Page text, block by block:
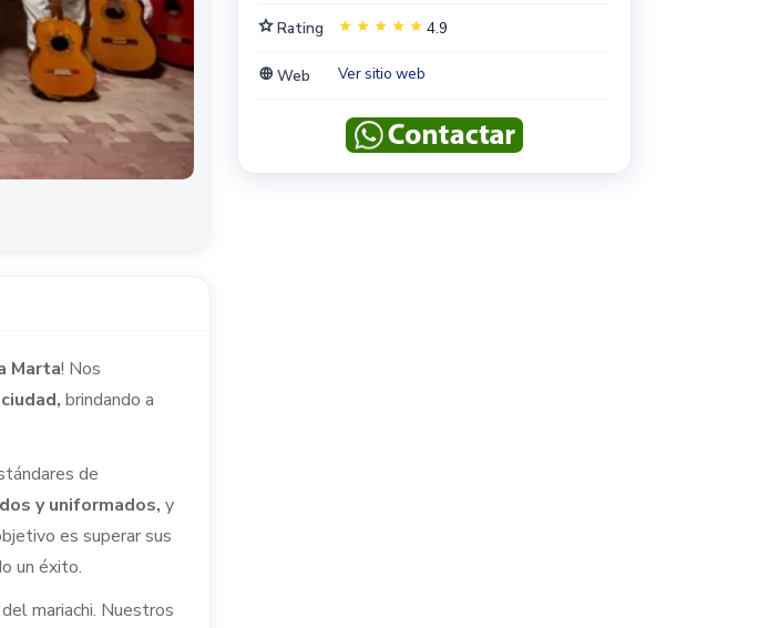
Marta! Nos
brindando a
de
y uniformados, y
es superar sus
un éxito.
mariachi. Nuestros
Rating 4.9
Web Ver sitio web